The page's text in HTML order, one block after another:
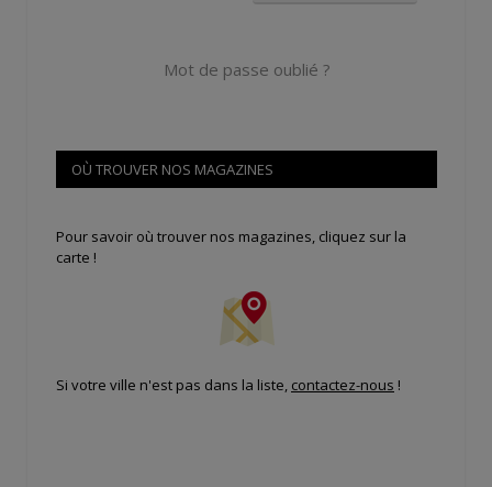
Mot de passe oublié ?
OÙ TROUVER NOS MAGAZINES
Pour savoir où trouver nos magazines, cliquez sur la
carte !
Si votre ville n'est pas dans la liste, contactez-nous !